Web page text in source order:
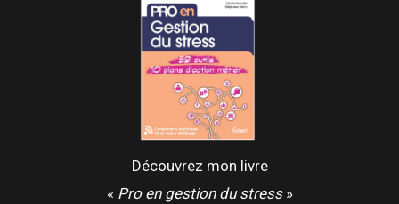
Découvrez mon livre
« Pro en gestion du stress»